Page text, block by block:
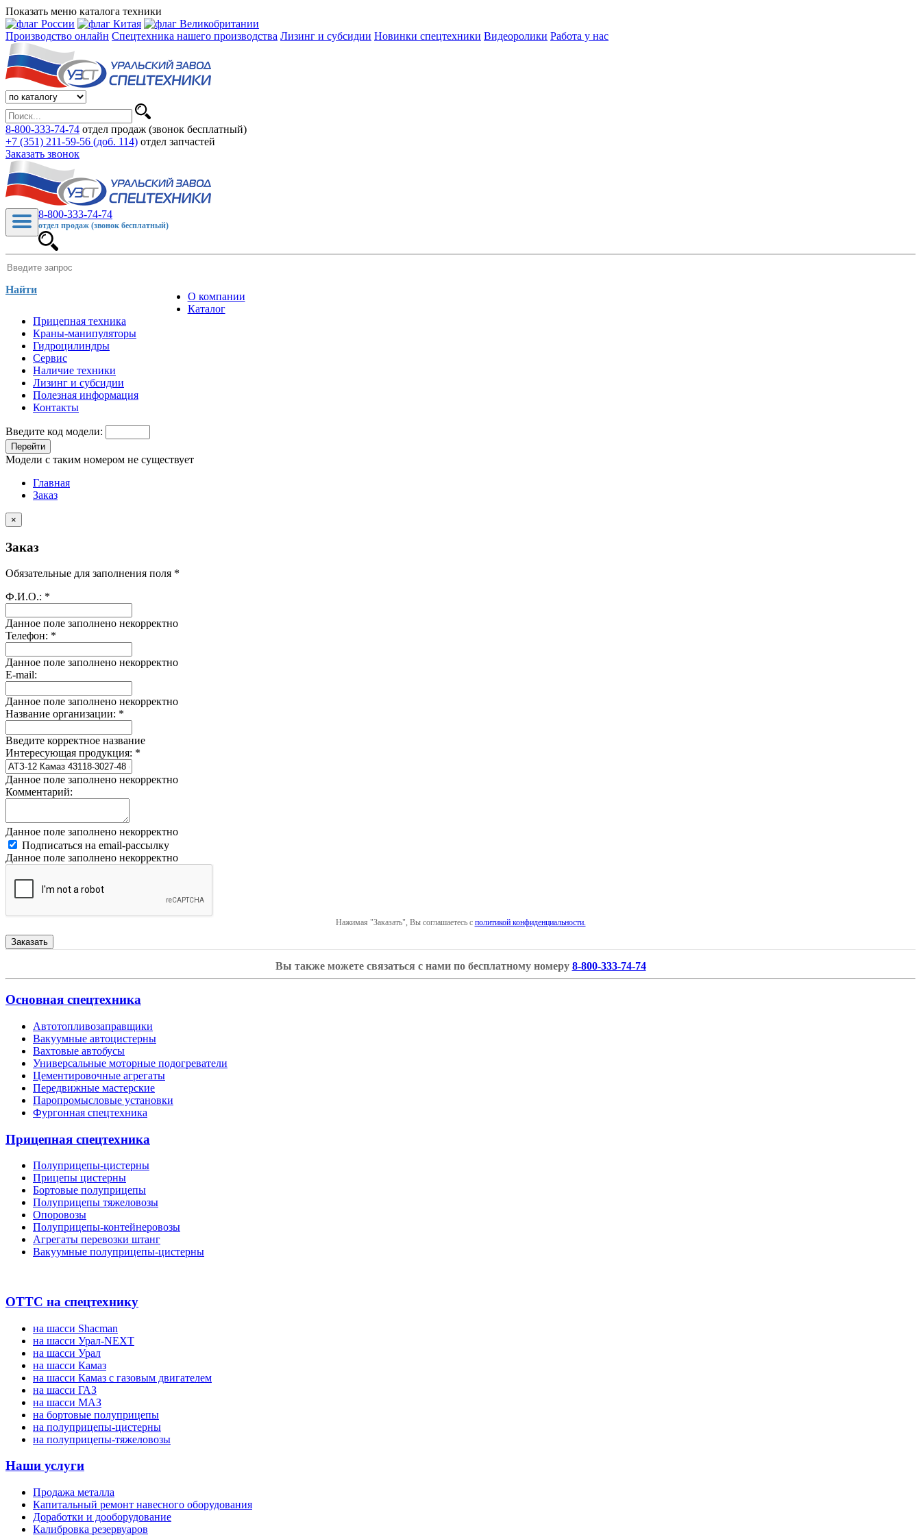
Показать меню каталога техники
Производство онлайн Спецтехника нашего производства Лизинг и субсидии Новинки спецтехники Видеоролики Работа у нас
8-800-333-74-74 отдел продаж (звонок бесплатный)
+7 (351) 211-59-56 (доб. 114) отдел запчастей
Заказать звонок
8-800-333-74-74
отдел продаж (звонок бесплатный)
Найти
О компании
Каталог
Прицепная техника
Краны-манипуляторы
Гидроцилиндры
Сервис
Наличие техники
Лизинг и субсидии
Полезная информация
Контакты
Введите код модели:
Перейти
Модели с таким номером не существует
Главная
Заказ
×
Заказ
Обязательные для заполнения поля *
Ф.И.О.: *
Данное поле заполнено некорректно
Телефон: *
Данное поле заполнено некорректно
E-mail:
Данное поле заполнено некорректно
Название организации: *
Введите корректное название
Интересующая продукция: *
Данное поле заполнено некорректно
Комментарий:
Данное поле заполнено некорректно
Подписаться на email-рассылку
Данное поле заполнено некорректно
Нажимая "Заказать", Вы соглашаетесь с политикой конфиденциальности.
Вы также можете связаться с нами по бесплатному номеру 8-800-333-74-74
Основная спецтехника
Автотопливозаправщики
Вакуумные автоцистерны
Вахтовые автобусы
Универсальные моторные подогреватели
Цементировочные агрегаты
Передвижные мастерские
Паропромысловые установки
Фургонная спецтехника
Прицепная спецтехника
Полуприцепы-цистерны
Прицепы цистерны
Бортовые полуприцепы
Полуприцепы тяжеловозы
Опоровозы
Полуприцепы-контейнеровозы
Агрегаты перевозки штанг
Вакуумные полуприцепы-цистерны
ОТТС на спецтехнику
на шасси Shacman
на шасси Урал-NEXT
на шасси Урал
на шасси Камаз
на шасси Камаз с газовым двигателем
на шасси ГАЗ
на шасси МАЗ
на бортовые полуприцепы
на полуприцепы-цистерны
на полуприцепы-тяжеловозы
Наши услуги
Продажа металла
Капитальный ремонт навесного оборудования
Доработки и дооборудование
Калибровка резервуаров